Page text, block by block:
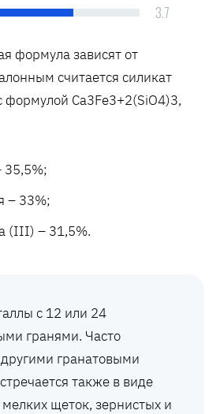
3.7
формула зависят от
считается силикат
формулой Ca3Fe3+2(SiO4)3,
35,5%;
– 33%;
(III) – 31,5%.
с 12 или 24
гранями. Часто
гранатовыми
также в виде
мелких щеток, зернистых и